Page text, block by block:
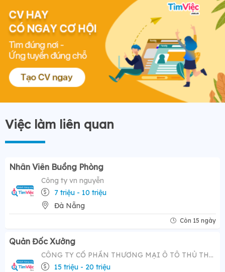
Việc làm liên quan
Nhân Viên Buồng Phòng
Công ty vn nguyễn
7 triệu - 10 triệu
Đà Nẵng
Còn 15 ngày
Quản Đốc Xưởng
CÔNG TY CỔ PHẦN THƯƠNG MẠI Ô TÔ THỦ THIÊM
15 triệu - 20 triệu